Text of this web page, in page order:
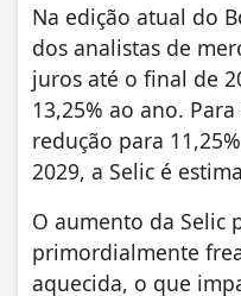
Na edição atual do
dos analistas de
juros até o final de
13,25% ao ano.
redução para
2029, a Selic é
O aumento da Selic
primordialmente
aquecida, o que